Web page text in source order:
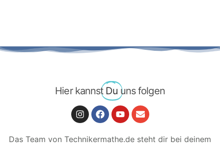
Hier kannst Du uns folgen
Das Team von Technikermathe.de steht dir bei deinem